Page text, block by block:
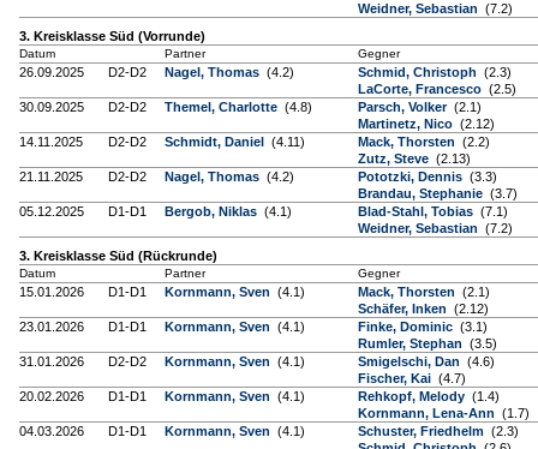
Weidner, Sebastian (7.2)
3. Kreisklasse Süd (Vorrunde)
Datum Partner Gegner
26.09.2025 D2-D2 Nagel, Thomas (4.2) Schmid, Christoph (2.3)
LaCorte, Francesco (2.5)
30.09.2025
D2-D2 Themel, Charlotte (4.8) Parsch, Volker (2.1)
Martinetz, Nico (2.12)
14.11.2025
D2-D2 Schmidt, Daniel (4.11) Mack, Thorsten (2.2)
Zutz, Steve (2.13)
21.11.2025
D2-D2 Nagel, Thomas (4.2) Pototzki, Dennis (3.3)
Brandau, Stephanie (3.7)
05.12.2025
D1-D1 Bergob, Niklas (4.1) Blad-Stahl, Tobias (7.1)
Weidner, Sebastian (7.2)
3. Kreisklasse Süd (Rückrunde)
Datum Partner Gegner
15.01.2026 D1-D1 Kornmann, Sven (4.1) Mack, Thorsten (2.1)
Schäfer, Inken (2.12)
23.01.2026
D1-D1 Kornmann, Sven (4.1) Finke, Dominic (3.1)
Rumler, Stephan (3.5)
31.01.2026
D2-D2 Kornmann, Sven (4.1) Smigelschi, Dan (4.6)
Fischer, Kai (4.7)
20.02.2026
D1-D1 Kornmann, Sven (4.1) Rehkopf, Melody (1.4)
Kornmann, Lena-Ann (1.7)
04.03.2026
D1-D1 Kornmann, Sven (4.1) Schuster, Friedhelm (2.3)